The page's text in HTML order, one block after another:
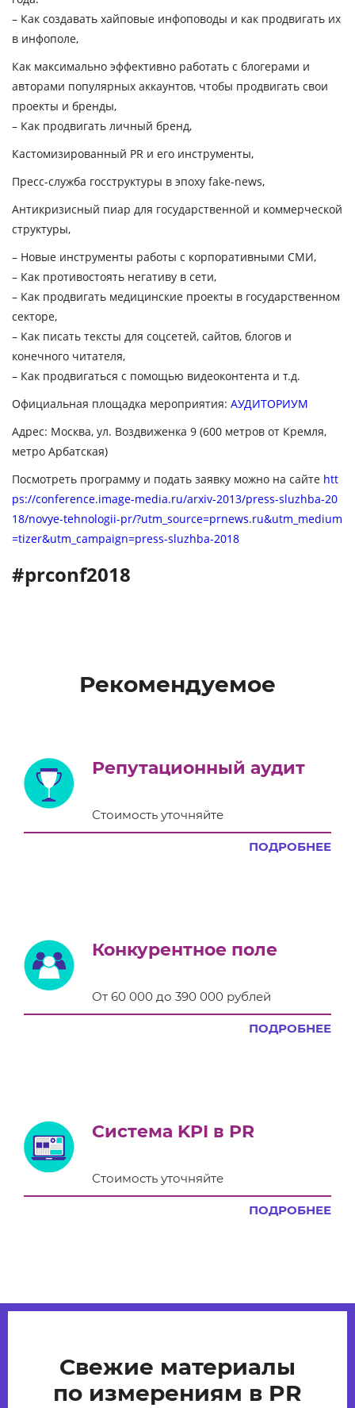
– Как создавать хайповые инфоповоды и как продвигать их
в инфополе,
Как максимально эффективно работать с блогерами и
авторами популярных аккаунтов, чтобы продвигать свои
проекты и бренды,
– Как продвигать личный бренд,
Кастомизированный PR и его инструменты,
Пресс-служба госструктуры в эпоху fake-news,
Антикризисный пиар для государственной и коммерческой
структуры,
– Новые инструменты работы с корпоративными СМИ,
– Как противостоять негативу в сети,
– Как продвигать медицинские проекты в государственном
секторе,
– Как писать тексты для соцсетей, сайтов, блогов и
конечного читателя,
– Как продвигаться с помощью видеоконтента и т.д.
Официальная площадка мероприятия: АУДИТОРИУМ
Адрес: Москва, ул. Воздвиженка 9 (600 метров от Кремля,
метро Арбатская)
Посмотреть программу и подать заявку можно на сайте htt
ps://conference.image-media.ru/arxiv-2013/press-sluzhba-20
18/novye-tehnologii-pr/?utm_source=prnews.ru&utm_medium
=tizer&utm_campaign=press-sluzhba-2018
#prconf2018
Рекомендуемое
Репутационный аудит
Стоимость уточняйте
ПОДРОБНЕЕ
Конкурентное поле
От 60 000 до 390 000 рублей
ПОДРОБНЕЕ
Система KPI в PR
Стоимость уточняйте
ПОДРОБНЕЕ
Свежие материалы
по измерениям в PR